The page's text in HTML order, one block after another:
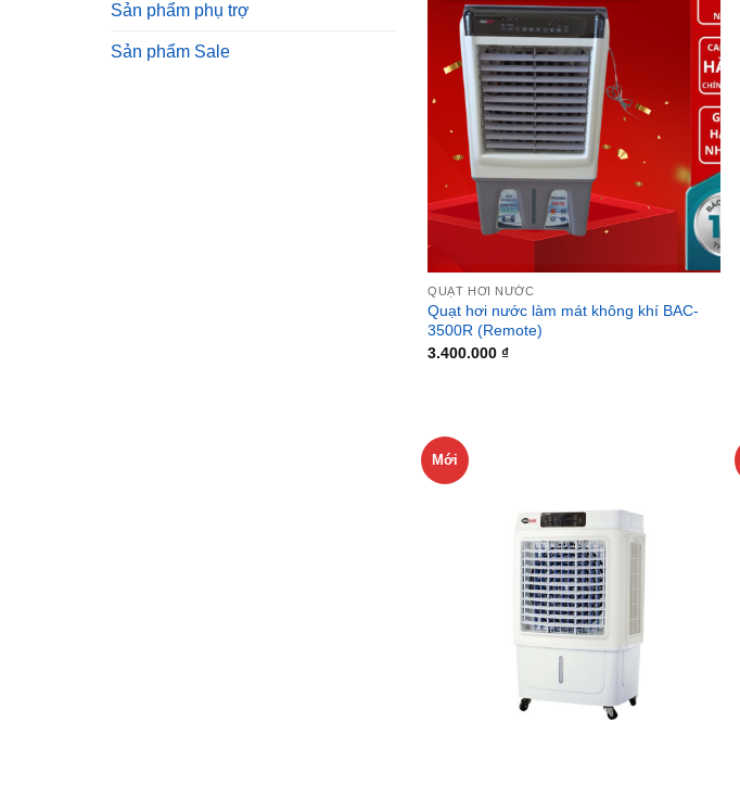
Sản phẩm phụ trợ
Sản phẩm Sale
QUẠT HƠI NƯỚC
Quạt hơi nước làm mát không khí BAC-
3500R (Remote)
3.400.000₫
Mới